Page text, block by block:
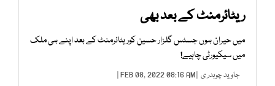
ریٹائرمنٹ کے بعد بھی
میں حیران ہوں جسٹس گلزار حسین کوریٹائرمنٹ کے بعد اپنے ہی ملک
میں سیکیورٹی چاہیے!
جاوید چوہدر ی | FEB 08, 2022 08:16 AM |